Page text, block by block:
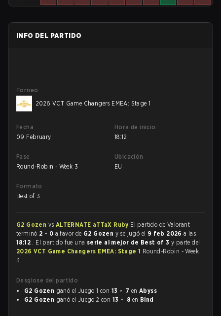
INFO DEL PARTIDO
Torneo
2026 VCT Game Changers EMEA: Stage 1
Fecha
09 February
Hora de inicio
18:12
Fase
Round-Robin - Week 3
Ubicación
EU
Formato
Best of 3
G2 Gozen vs ALTERNATE aTTaX Ruby El partido de Valorant
terminó 2 - 0 a favor de G2 Gozen y se jugó el 9 feb 2026a las
18:12 . El partido fue una serie al mejor de Best of 3y parte del
2026 VCT Game Changers EMEA: Stage 1 Round-Robin - Week
3.
Desglose del partido
G2 Gozen ganó el Juego 1 con 13 - 7 enAbyss
G2 Gozen ganó el Juego 2 con 13 - 8 en Bind